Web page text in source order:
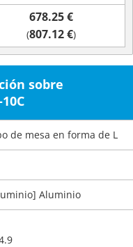
678.25 €
(807.12 €)
sobre
de mesa en forma de L
Aluminio